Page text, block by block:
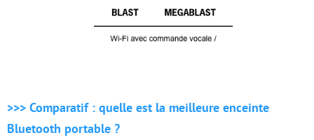
>>> Comparatif : quelle est la meilleure enceinte
Bluetooth portable ?